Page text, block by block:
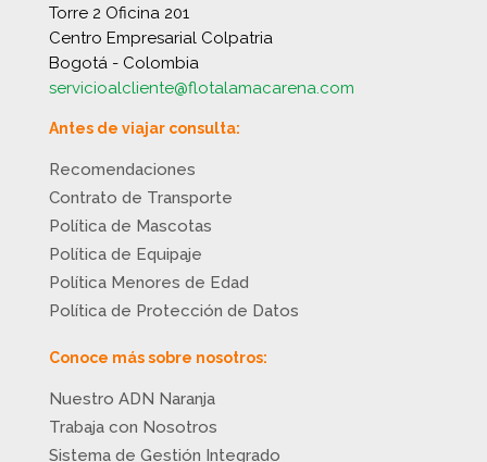
Torre 2 Oficina 201
Centro Empresarial Colpatria
Bogotá - Colombia
servicioalcliente@flotalamacarena.com
Antes de viajar consulta:
Recomendaciones
Contrato de Transporte
Política de Mascotas
Política de Equipaje
Política Menores de Edad
Política de Protección de Datos
Conoce más sobre nosotros:
Nuestro ADN Naranja
Trabaja con Nosotros
Sistema de Gestión Integrado